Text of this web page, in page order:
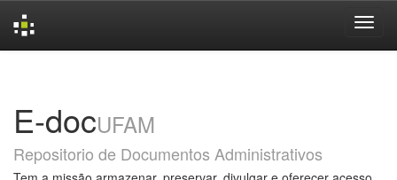
E-docUFAM
Repositorio de Documentos Administrativos